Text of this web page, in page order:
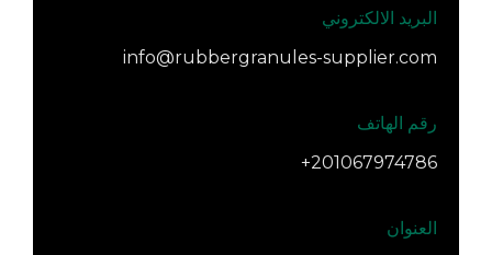
البريد الالكتروني
info@rubbergranules-supplier.com
رقم الهاتف
201067974786+
العنوان